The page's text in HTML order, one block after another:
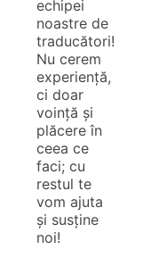
echipei
noastre de
traducători!
Nu cerem
experiență,
ci doar
voință și
plăcere în
ceea ce
faci; cu
restul te
vom ajuta
și susține
noi!